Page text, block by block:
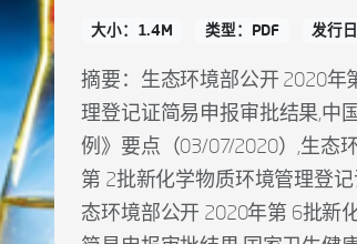
大小：1.4M 类型：PDF 发行
摘要：生态环境部公开 2020年
理登记证简易申报审批结果,中
例》要点（03/07/2020）,生态
第 2批新化学物质环境管理登
态环境部公开 2020年第 6批新